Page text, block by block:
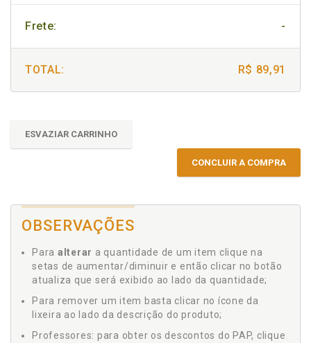
Frete: -
TOTAL: R$ 89,91
ESVAZIAR CARRINHO
CONCLUIR A COMPRA
OBSERVAÇÕES
Para alterar a quantidade de um item clique na
setas de aumentar/diminuir e então clicar no botão
atualiza que será exibido ao lado da quantidade;
Para remover um item basta clicar no ícone da
lixeira ao lado da descrição do produto;
Professores: para obter os descontos do PAP, clique